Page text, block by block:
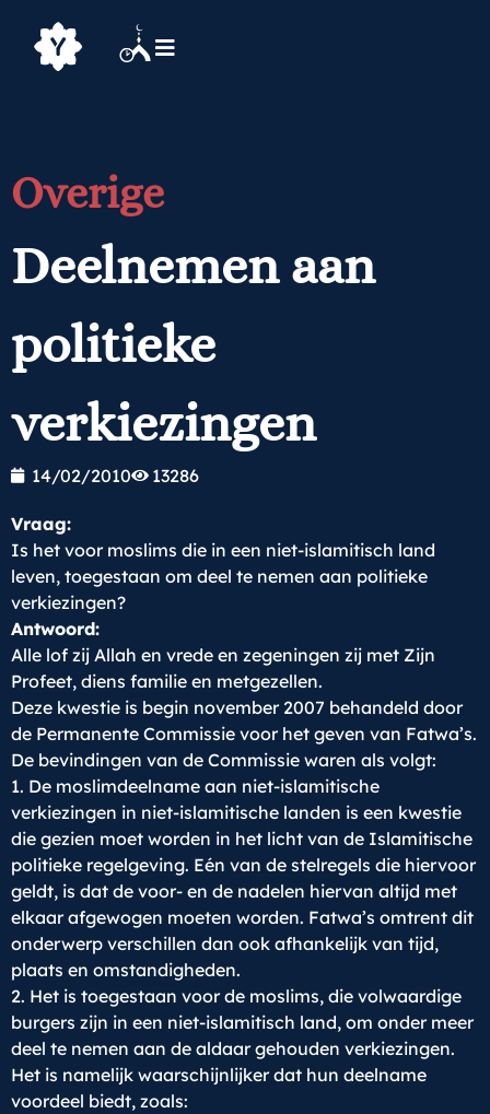
Overige
Deelnemen aan
politieke
verkiezingen
14/02/2010 13286
Vraag:
Is het voor moslims die in een niet-islamitisch land
leven, toegestaan om deel te nemen aan politieke
verkiezingen?
Antwoord:
Alle lof zij Allah en vrede en zegeningen zij met Zijn
Profeet, diens familie en metgezellen.
Deze kwestie is begin november 2007 behandeld door
de Permanente Commissie voor het geven van Fatwa’s.
De bevindingen van de Commissie waren als volgt:
1. De moslimdeelname aan niet-islamitische
verkiezingen in niet-islamitische landen is een kwestie
die gezien moet worden in het licht van de Islamitische
politieke regelgeving. Eén van de stelregels die hiervoor
geldt, is dat de voor- en de nadelen hiervan altijd met
elkaar afgewogen moeten worden. Fatwa’s omtrent dit
onderwerp verschillen dan ook afhankelijk van tijd,
plaats en omstandigheden.
2. Het is toegestaan voor de moslims, die volwaardige
burgers zijn in een niet-islamitisch land, om onder meer
deel te nemen aan de aldaar gehouden verkiezingen.
Het is namelijk waarschijnlijker dat hun deelname
voordeel biedt, zoals: